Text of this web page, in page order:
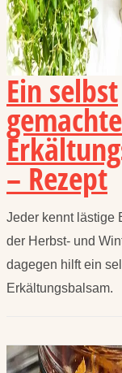
Ein selbst
– Rezept
Jeder kennt lästige
der Herbst- und
dagegen hilft ein
Erkältungsbalsam.